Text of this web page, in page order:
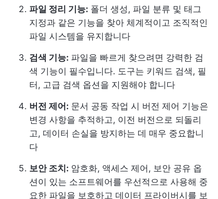
파일 정리 기능: 폴더 생성, 파일 분류 및 태그
지정과 같은 기능을 찾아 체계적이고 조직적인
파일 시스템을 유지합니다
검색 기능: 파일을 빠르게 찾으려면 강력한 검
색 기능이 필수입니다. 도구는 키워드 검색, 필
터, 고급 검색 옵션을 지원해야 합니다
버전 제어: 문서 공동 작업 시 버전 제어 기능은
변경 사항을 추적하고, 이전 버전으로 되돌리
고, 데이터 손실을 방지하는 데 매우 중요합니
다
보안 조치: 암호화, 액세스 제어, 보안 공유 옵
션이 있는 소프트웨어를 우선적으로 사용해 중
요한 파일을 보호하고 데이터 프라이버시를 보